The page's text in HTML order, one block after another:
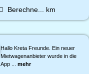
Berechne... km
Hallo Kreta Freunde. Ein neuer
Mietwagenanbieter wurde in die
App ... mehr